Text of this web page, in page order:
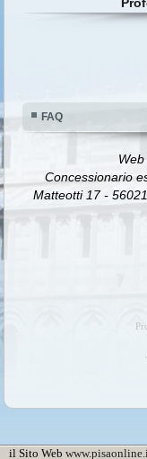
FAQ
Concessionario
Matteotti 17 -
il Sito Web